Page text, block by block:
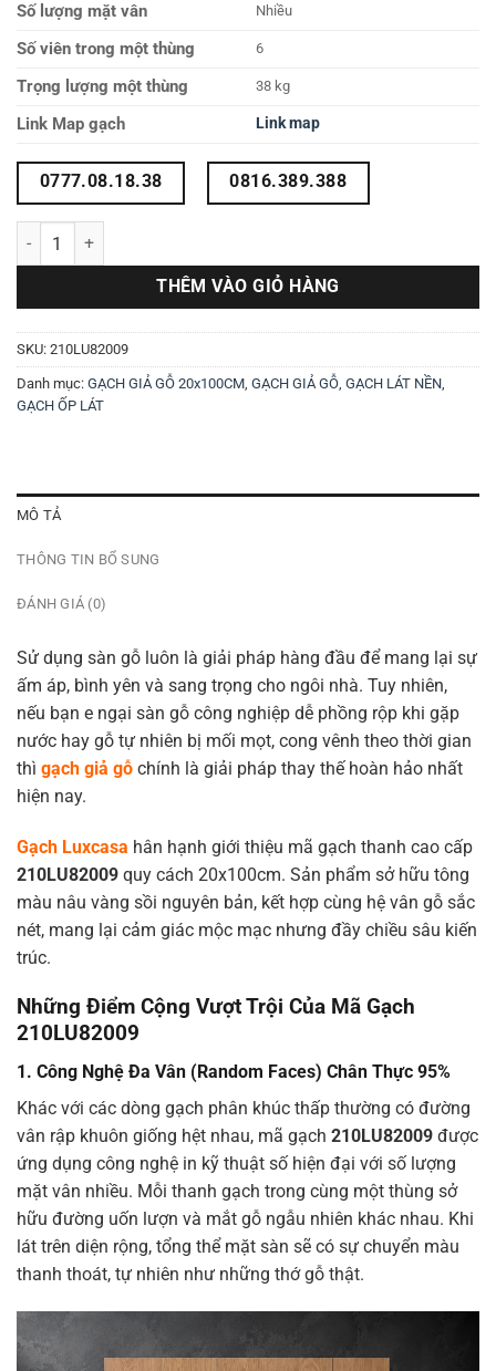
Số lượng mặt vân Nhiều
Số viên trong một thùng 6
Trọng lượng một thùng 38 kg
Link Map gạch Link map
0777.08.18.38 0816.389.388
Gạch giả gỗ 20×100 210LU82009 số lượng
THÊM VÀO GIỎ HÀNG
SKU: 210LU82009
Danh mục: GẠCH GIẢ GỖ 20x100CM, GẠCH GIẢ GỖ, GẠCH LÁT NỀN,
GẠCH ỐP LÁT
MÔ TẢ
THÔNG TIN BỔ SUNG
ĐÁNH GIÁ (0)
Sử dụng sàn gỗ luôn là giải pháp hàng đầu để mang lại sự
ấm áp, bình yên và sang trọng cho ngôi nhà. Tuy nhiên,
nếu bạn e ngại sàn gỗ công nghiệp dễ phồng rộp khi gặp
nước hay gỗ tự nhiên bị mối mọt, cong vênh theo thời gian
thì gạch giả gỗ chính là giải pháp thay thế hoàn hảo nhất
hiện nay.
Gạch Luxcasa hân hạnh giới thiệu mã gạch thanh cao cấp
210LU82009 quy cách 20x100cm. Sản phẩm sở hữu tông
màu nâu vàng sồi nguyên bản, kết hợp cùng hệ vân gỗ sắc
nét, mang lại cảm giác mộc mạc nhưng đầy chiều sâu kiến
trúc.
Những Điểm Cộng Vượt Trội Của Mã Gạch
210LU82009
1. Công Nghệ Đa Vân (Random Faces) Chân Thực 95%
Khác với các dòng gạch phân khúc thấp thường có đường
vân rập khuôn giống hệt nhau, mã gạch 210LU82009 được
ứng dụng công nghệ in kỹ thuật số hiện đại với số lượng
mặt vân nhiều. Mỗi thanh gạch trong cùng một thùng sở
hữu đường uốn lượn và mắt gỗ ngẫu nhiên khác nhau. Khi
lát trên diện rộng, tổng thể mặt sàn sẽ có sự chuyển màu
thanh thoát, tự nhiên như những thớ gỗ thật.